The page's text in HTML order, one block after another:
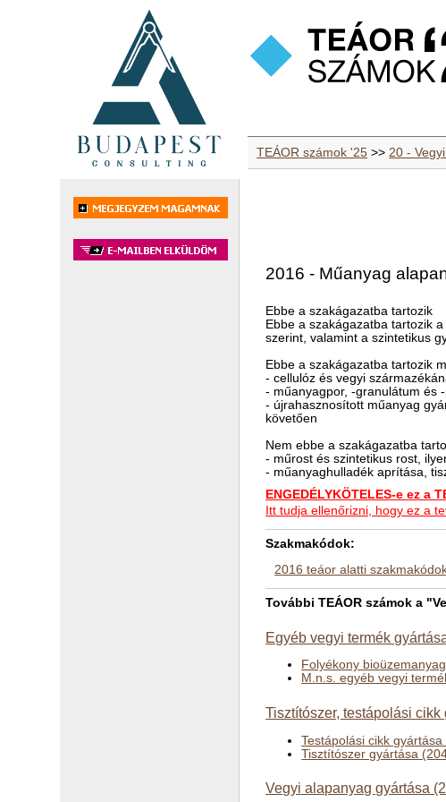
TEÁOR számok '25 >>20 -
2016 - Műanyag
Ebbe a szakágazatba tartozik
Ebbe a szakágazatba tartozik
szerint, valamint a szintetikus
Ebbe a szakágazatba tartozik
- cellulóz és vegyi
- műanyagpor, -granulátum és
- újrahasznosított műanyag
követően
Nem ebbe a szakágazatba
- műrost és szintetikus rost,
- műanyaghulladék aprítása,
ENGEDÉLYKÖTELES-e ez a
Itt tudja ellenőrizni, hogy ez a
Szakmakódok:
2016 teáor alatti
További TEÁOR számok a
Egyéb vegyi termék
Folyékony
M.n.s. egyéb vegyi
Tisztítószer, testápolási cikk
Testápolási cikk gyártása
Tisztítószer gyártása
Vegyi alapanyag gyártása